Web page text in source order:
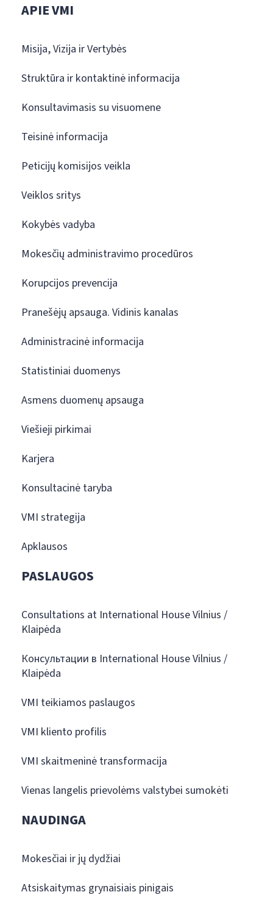
APIE VMI
Misija, Vizija ir Vertybės
Struktūra ir kontaktinė informacija
Konsultavimasis su visuomene
Teisinė informacija
Peticijų komisijos veikla
Veiklos sritys
Kokybės vadyba
Mokesčių administravimo procedūros
Korupcijos prevencija
Pranešėjų apsauga. Vidinis kanalas
Administracinė informacija
Statistiniai duomenys
Asmens duomenų apsauga
Viešieji pirkimai
Karjera
Konsultacinė taryba
VMI strategija
Apklausos
PASLAUGOS
Consultations at International House Vilnius /
Klaipėda
Консультации в International House Vilnius /
Klaipėda
VMI teikiamos paslaugos
VMI kliento profilis
VMI skaitmeninė transformacija
Vienas langelis prievolėms valstybei sumokėti
NAUDINGA
Mokesčiai ir jų dydžiai
Atsiskaitymas grynaisiais pinigais